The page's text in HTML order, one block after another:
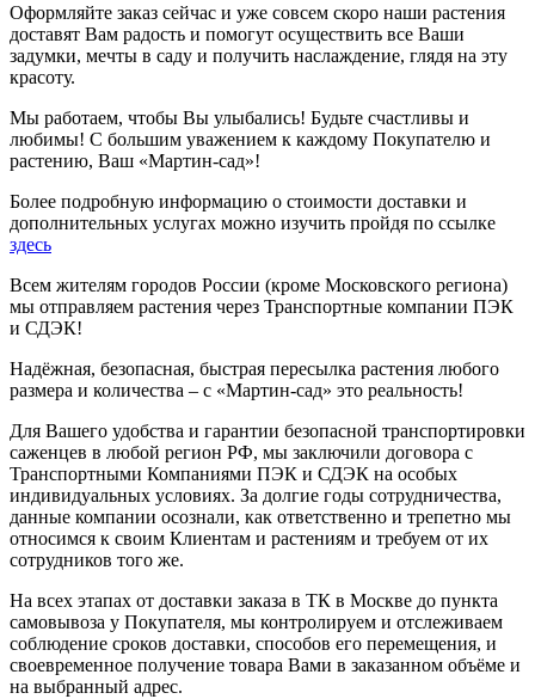
Оформляйте заказ сейчас и уже совсем скоро наши растения
доставят Вам радость и помогут осуществить все Ваши
задумки, мечты в саду и получить наслаждение, глядя на эту
красоту.
Мы работаем, чтобы Вы улыбались! Будьте счастливы и
любимы! С большим уважением к каждому Покупателю и
растению, Ваш «Мартин-сад»!
Более подробную информацию о стоимости доставки и
дополнительных услугах можно изучить пройдя по ссылке
здесь
Всем жителям городов России (кроме Московского региона)
мы отправляем растения через Транспортные компании ПЭК
и СДЭК!
Надёжная, безопасная, быстрая пересылка растения любого
размера и количества – с «Мартин-сад» это реальность!
Для Вашего удобства и гарантии безопасной транспортировки
саженцев в любой регион РФ, мы заключили договора с
Транспортными Компаниями ПЭК и СДЭК на особых
индивидуальных условиях. За долгие годы сотрудничества,
данные компании осознали, как ответственно и трепетно мы
относимся к своим Клиентам и растениям и требуем от их
сотрудников того же.
На всех этапах от доставки заказа в ТК в Москве до пункта
самовывоза у Покупателя, мы контролируем и отслеживаем
соблюдение сроков доставки, способов его перемещения, и
своевременное получение товара Вами в заказанном объёме и
на выбранный адрес.